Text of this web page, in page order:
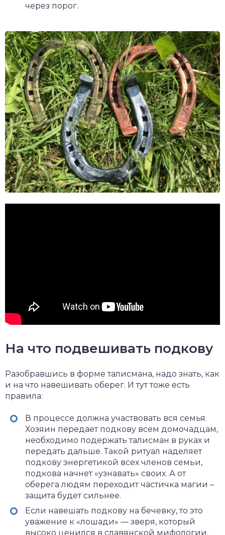
через порог.
На что подвешивать подкову
Разобравшись в форме талисмана, надо знать, как
и на что навешивать оберег. И тут тоже есть
правила:
В процессе должна участвовать вся семья.
Хозяин передает подкову всем домочадцам,
необходимо подержать талисман в руках и
передать дальше. Такой ритуал наделяет
подкову энергетикой всех членов семьи,
подкова начнет «узнавать» своих. А от
оберега людям переходит частичка магии –
защита будет сильнее.
Если навешать подкову на бечевку, то это
уважение к «лошади» — зверя, который
высоко ценился в славянской мифологии.